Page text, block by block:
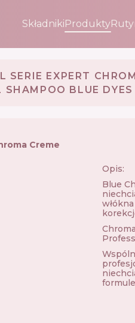
SkładnikiProdukty
SERIE EXPERT
SHAMPOO BLUE DYES
Creme
Opis:
Blue